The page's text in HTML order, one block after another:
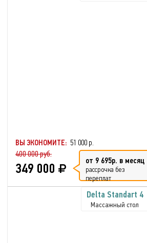
ВЫ ЭКОНОМИТЕ: 51 000 р.
400 000 руб.
349 000 от 9 695р. в месяц
рассрочка без
переплат
Delta Standart 4
Массажный стол